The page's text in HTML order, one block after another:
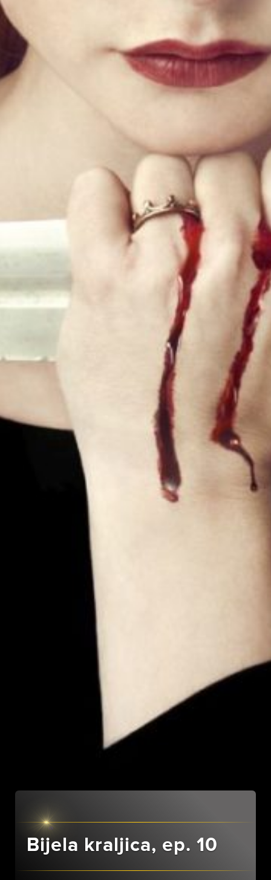
Bijela kraljica, ep. 10